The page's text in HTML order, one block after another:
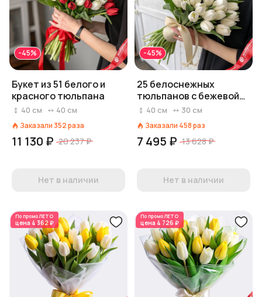
-45%
Букет из 51 белого и
красного тюльпана
40 см 40 см
Заказали 352раза
11 130 ₽ 20 237 ₽
Нет в наличии
-45%
25 белоснежных
тюльпанов с бежевой
лентой
40 см 30 см
Заказали 458раз
7 495 ₽ 13 628 ₽
Нет в наличии
По промоЛЕТО
цена 4 362 ₽
По промоЛЕТО
цена 4 726 ₽